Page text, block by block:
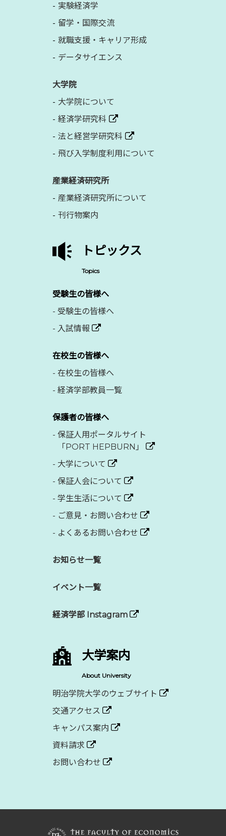
実験経済学
留学・国際交流
就職支援・キャリア形成
データサイエンス
大学院
大学院について
経済学研究科
法と経営学研究科
飛び入学制度利用について
産業経済研究所
産業経済研究所について
刊行物案内
トピックス
Topics
受験生の皆様へ
- 受験生の皆様へ
- 入試情報
在校生の皆様へ
- 在校生の皆様へ
- 経済学部教員一覧
保護者の皆様へ
- 保証人用ポータルサイト
「PORT HEPBURN」
- 大学について
- 保証人会について
- 学生生活について
- ご意見・お問い合わせ
- よくあるお問い合わせ
お知らせ一覧
イベント一覧
経済学部 Instagram
大学案内
About University
明治学院大学のウェブサイト
交通アクセス
キャンパス案内
資料請求
お問い合わせ